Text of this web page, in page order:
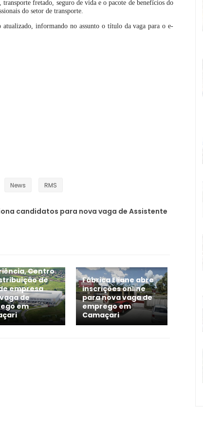
transporte fretado, seguro de vida e o pacote de benefícios do
do setor de transporte.
atualizado, informando no assunto o título da vaga para o e-
News RMS
candidatos para nova vaga de Assistente
Centro
de
empresa
de
em
Fábrica Eliane abre
inscrições online
para nova vaga de
emprego em
Camaçari